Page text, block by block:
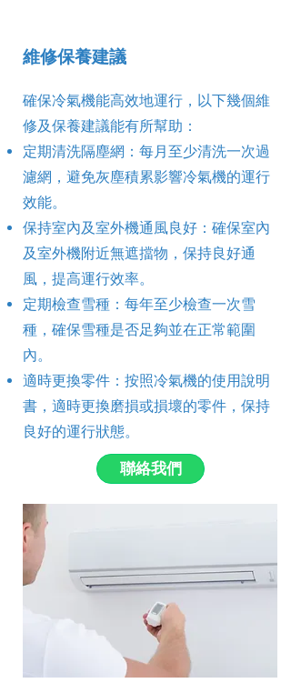
維修保養建議
確保冷氣機能高效地運行，以下幾個維
修及保養建議能有所幫助：
定期清洗隔塵網：每月至少清洗一次過
濾網，避免灰塵積累影響冷氣機的運行
效能。
保持室內及室外機通風良好：確保室內
及室外機附近無遮擋物，保持良好通
風，提高運行效率。
定期檢查雪種：每年至少檢查一次雪
種，確保雪種是否足夠並在正常範圍
內。
適時更換零件：按照冷氣機的使用說明
書，適時更換磨損或損壞的零件，保持
良好的運行狀態。
聯絡我們